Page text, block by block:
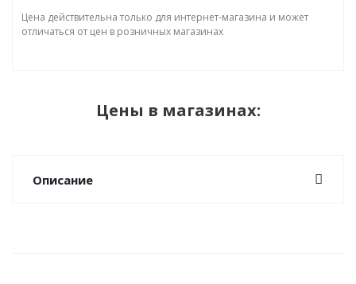
Цена действительна только для интернет-магазина и может
отличаться от цен в розничных магазинах
Цены в магазинах:
Описание